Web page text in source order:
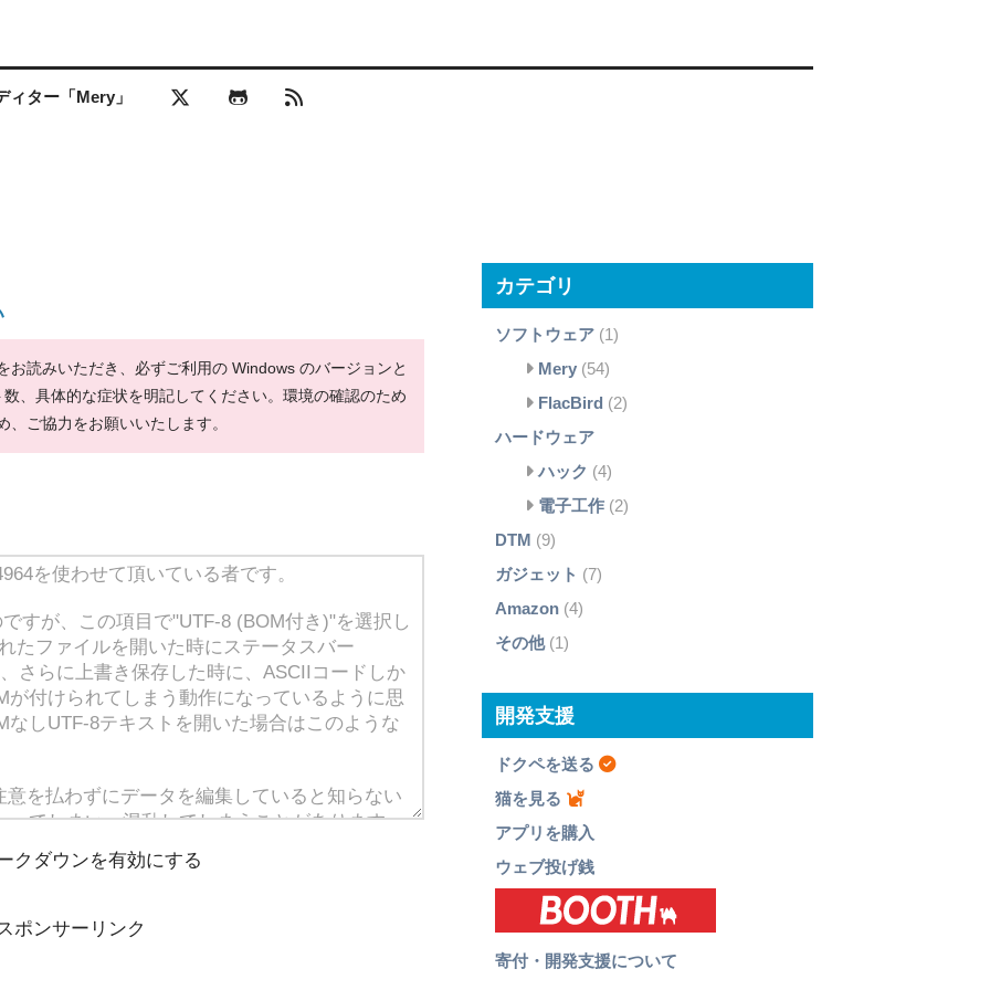
ィター「Mery」
お読みいただき、必ずご利用の Windows のバージョンと
、具体的な症状を明記してください。環境の確認のため
ご協力をお願いいたします。
クダウンを有効にする
ポンサーリンク
カテゴリ
ソフトウェア(1)
Mery (54)
FlacBird (2)
ハードウェア
ハック (4)
電子工作 (2)
DTM (9)
ガジェット (7)
Amazon(4)
その他(1)
開発支援
ドクペを送る
猫を見る
アプリを購入
ウェブ投げ銭
寄付・開発支援について